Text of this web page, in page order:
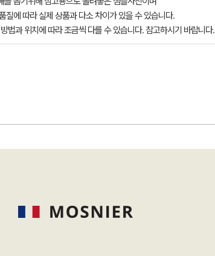
질에 따라 실제 상품과 다소 차이가 있을 수 있습니다.
법과 위치에 따라 조금씩 다를 수 있습니다. 참고하시기 바랍니다.